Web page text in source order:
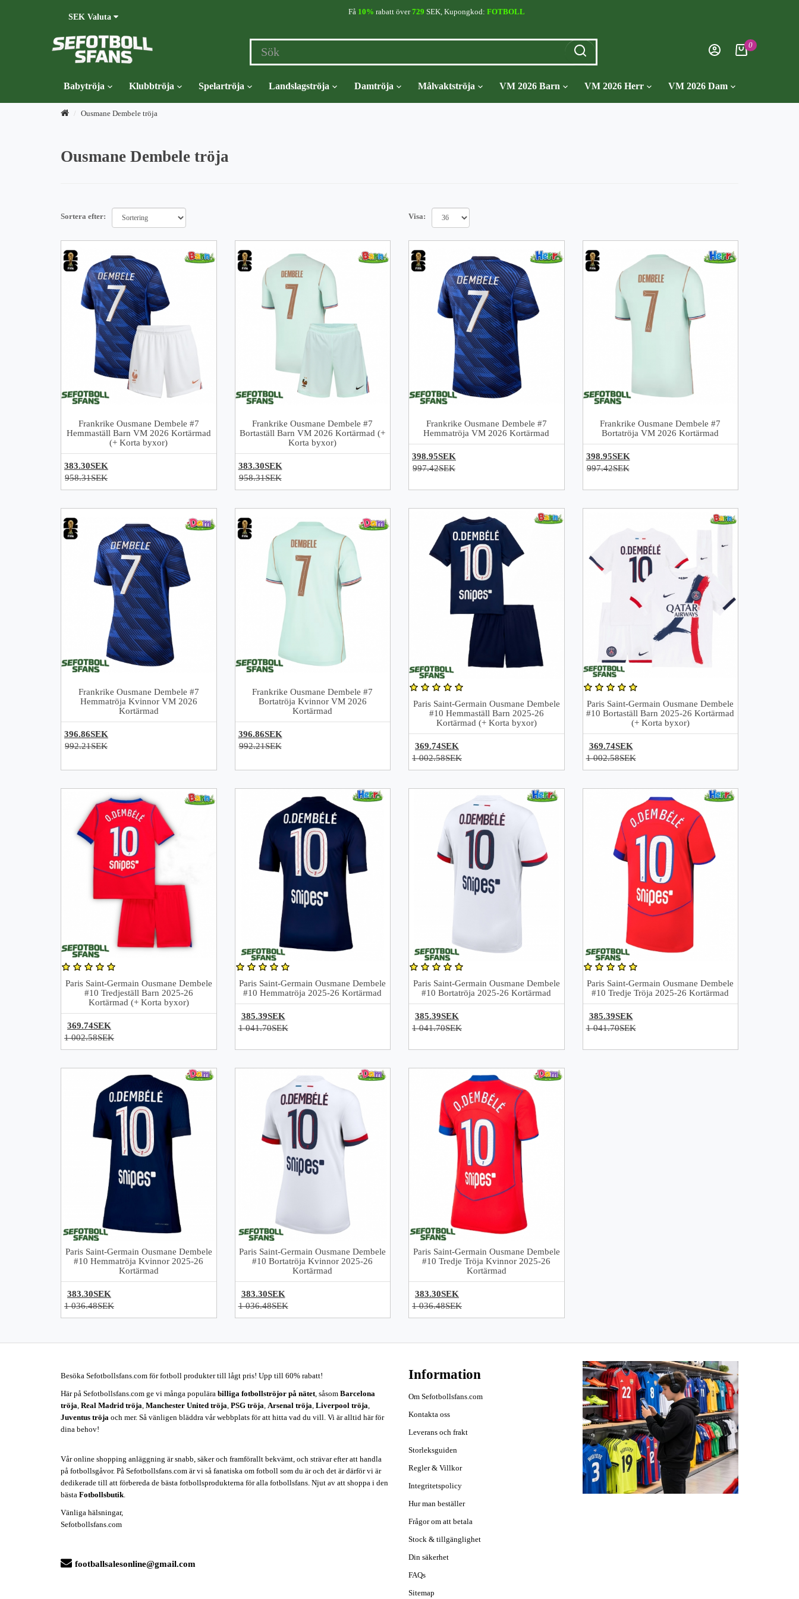
SEK Valuta
Få 10% rabatt över729 SEK, Kupongkod: FOTBOLL
0
Babytröja Klubbtröja Spelartröja Landslagströja Damtröja Målvaktströja VM 2026 Barn VM 2026 Herr VM 2026 Dam
Ousmane Dembele tröja
Ousmane Dembele tröja
Sortera efter: Visa:
Frankrike Ousmane Dembele #7
Hemmaställ Barn VM 2026 Kortärmad
(+ Korta byxor)
383.30SEK
958.31SEK
Frankrike Ousmane Dembele #7
Bortaställ Barn VM 2026 Kortärmad (+
Korta byxor)
383.30SEK
958.31SEK
Frankrike Ousmane Dembele #7
Hemmatröja VM 2026 Kortärmad
398.95SEK
997.42SEK
Frankrike Ousmane Dembele #7
Bortatröja VM 2026 Kortärmad
398.95SEK
997.42SEK
Frankrike Ousmane Dembele #7
Hemmatröja Kvinnor VM 2026
Kortärmad
396.86SEK
992.21SEK
Frankrike Ousmane Dembele #7
Bortatröja Kvinnor VM 2026
Kortärmad
396.86SEK
992.21SEK
Paris Saint-Germain Ousmane Dembele
#10 Hemmaställ Barn 2025-26
Kortärmad (+ Korta byxor)
369.74SEK
1 002.58SEK
Paris Saint-Germain Ousmane Dembele
#10 Bortaställ Barn 2025-26 Kortärmad
(+ Korta byxor)
369.74SEK
1 002.58SEK
Paris Saint-Germain Ousmane Dembele
#10 Tredjeställ Barn 2025-26
Kortärmad (+ Korta byxor)
369.74SEK
1 002.58SEK
Paris Saint-Germain Ousmane Dembele
#10 Hemmatröja 2025-26 Kortärmad
385.39SEK
1 041.70SEK
Paris Saint-Germain Ousmane Dembele
#10 Bortatröja 2025-26 Kortärmad
385.39SEK
1 041.70SEK
Paris Saint-Germain Ousmane Dembele
#10 Tredje Tröja 2025-26 Kortärmad
385.39SEK
1 041.70SEK
Paris Saint-Germain Ousmane Dembele
#10 Hemmatröja Kvinnor 2025-26
Kortärmad
383.30SEK
1 036.48SEK
Paris Saint-Germain Ousmane Dembele
#10 Bortatröja Kvinnor 2025-26
Kortärmad
383.30SEK
1 036.48SEK
Paris Saint-Germain Ousmane Dembele
#10 Tredje Tröja Kvinnor 2025-26
Kortärmad
383.30SEK
1 036.48SEK
Besöka Sefotbollsfans.com för fotboll produkter till lågt pris! Upp till 60% rabatt!
Här på Sefotbollsfans.com ge vi många populära billiga fotbollströjor på nätet , såsom Barcelona
tröja Real Madrid tröja Manchester United tröja PSG tröja Arsenal tröja Liverpool tröja
Juventus tröja och mer. Så vänligen bläddra vår webbplats för att hitta vad du vill. Vi är alltid här för
dina behov!
Vår online shopping anläggning är snabb, säker och framförallt bekvämt, och strävar efter att handla
på fotbollsgåvor. På Sefotbollsfans.com är vi så fanatiska om fotboll som du är och det är därför vi är
dedikerade till att förbereda de bästa fotbollsprodukterna för alla fotbollsfans. Njut av att shoppa i den
bästa Fotbollsbutik
Vänliga hälsningar,
Sefotbollsfans.com
footballsalesonline@gmail.com
Information
Om Sefotbollsfans.com
Kontakta oss
Leverans och frakt
Storleksguiden
Regler & Villkor
Integritetspolicy
Hur man beställer
Frågor om att betala
Stock & tillgänglighet
Din säkerhet
FAQs
Sitemap